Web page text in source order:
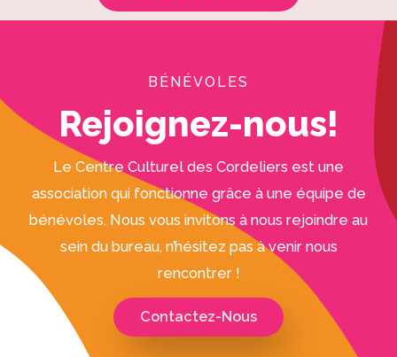
BÉNÉVOLES
Rejoignez-nous!
Le Centre Culturel des Cordeliers est une
association qui fonctionne grâce à une équipe de
bénévoles. Nous vous invitons à nous rejoindre au
sein du bureau, n’hésitez pas à venir nous
rencontrer !
Contactez-Nous